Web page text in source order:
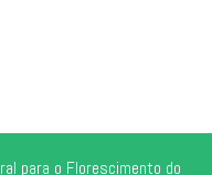
para o Florescimento do